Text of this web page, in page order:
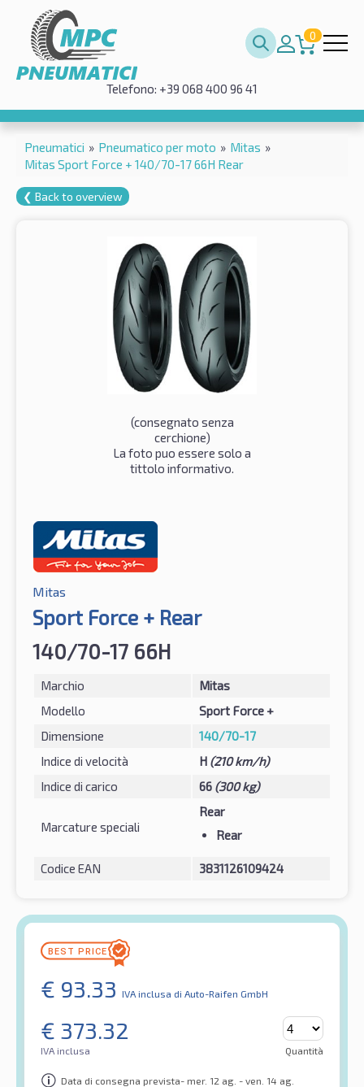
0
Telefono: +39 068 400 96 41
Pneumatici » Pneumatico per moto » Mitas »
Mitas Sport Force + 140/70-17 66H Rear
❮ Back to overview
(consegnato senza
cerchione)
La foto puo essere solo a
tittolo informativo.
Mitas
Sport Force + Rear
140/70-17 66H
Marchio
Mitas
Modello
Sport Force +
Dimensione
140/70-17
Indice di velocità
H (210 km/h)
Indice di carico
66 (300 kg)
Marcature speciali
Rear
Rear
Codice EAN 3831126109424
€ 93.33 IVA inclusa di Auto-Raifen GmbH
€ 373.32
IVA inclusa Quantità
Data di consegna prevista- mer. 12 ag. - ven. 14 ag.